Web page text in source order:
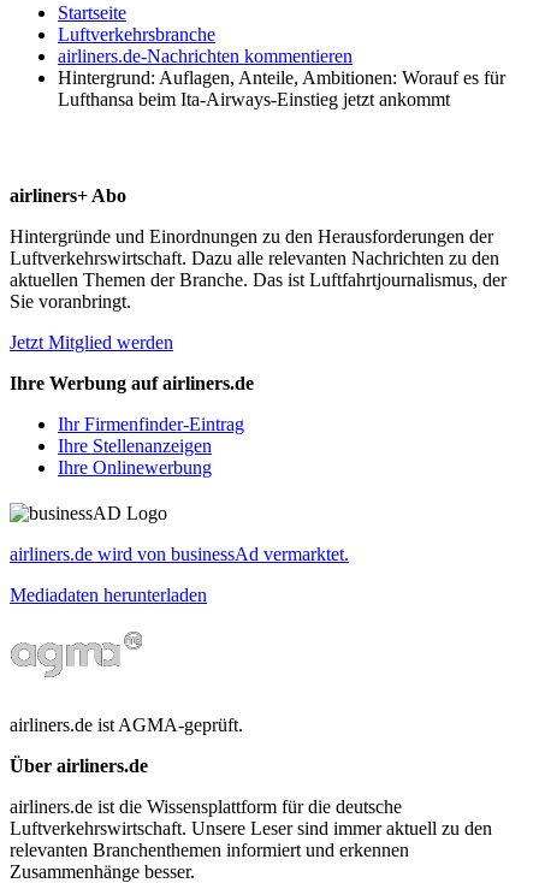
Startseite
Luftverkehrsbranche
airliners.de-Nachrichten kommentieren
Hintergrund: Auflagen, Anteile, Ambitionen: Worauf es für
Lufthansa beim Ita-Airways-Einstieg jetzt ankommt
airliners+ Abo
Hintergründe und Einordnungen zu den Herausforderungen der
Luftverkehrswirtschaft. Dazu alle relevanten Nachrichten zu den
aktuellen Themen der Branche. Das ist Luftfahrtjournalismus, der
Sie voranbringt.
Jetzt Mitglied werden
Ihre Werbung auf airliners.de
Ihr Firmenfinder-Eintrag
Ihre Stellenanzeigen
Ihre Onlinewerbung
airliners.de wird von businessAd vermarktet.
Mediadaten herunterladen
airliners.de ist AGMA-geprüft.
Über airliners.de
airliners.de ist die Wissensplattform für die deutsche
Luftverkehrswirtschaft. Unsere Leser sind immer aktuell zu den
relevanten Branchenthemen informiert und erkennen
Zusammenhänge besser.